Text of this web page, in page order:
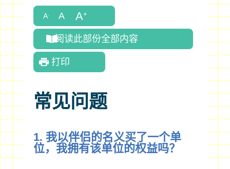
阅读此部份全部内容
打印
常见问题
1. 我以伴侣的名义买了一个单
位，我拥有该单位的权益吗？